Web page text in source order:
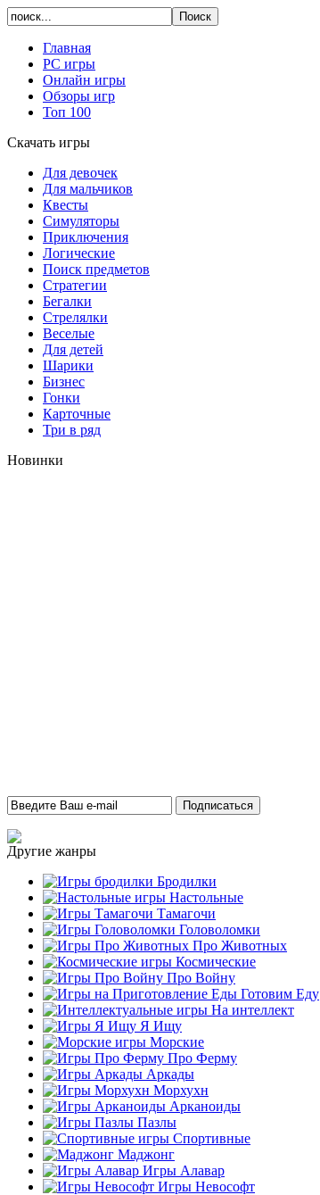
Главная
PC игры
Онлайн игры
Обзоры игр
Топ 100
Скачать игры
Для девочек
Для мальчиков
Квесты
Симуляторы
Приключения
Логические
Поиск предметов
Стратегии
Бегалки
Стрелялки
Веселые
Для детей
Шарики
Бизнес
Гонки
Карточные
Три в ряд
Новинки
Другие жанры
Бродилки
Настольные
Тамагочи
Головоломки
Про Животных
Космические
Про Войну
Готовим Еду
На интеллект
Я Ищу
Морские
Про Ферму
Аркады
Морхухн
Арканоиды
Пазлы
Спортивные
Маджонг
Игры Алавар
Игры Невософт